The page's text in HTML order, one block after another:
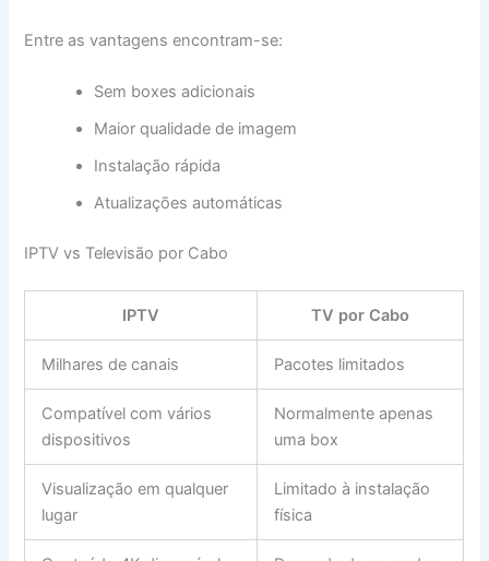
Entre as vantagens encontram-se:
Sem boxes adicionais
Maior qualidade de imagem
Instalação rápida
Atualizações automáticas
IPTV vs Televisão por Cabo
IPTV TV por Cabo
Milhares de canais Pacotes limitados
Compatível com vários
dispositivos
Normalmente apenas
uma box
Visualização em qualquer
lugar
Limitado à instalação
física